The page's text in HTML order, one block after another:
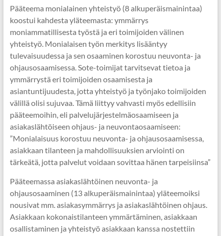
Pääteema monialainen yhteistyö (8 alkuperäismainintaa)
koostui kahdesta yläteemasta: ymmärrys
moniammatillisesta työstä ja eri toimijoiden välinen
yhteistyö. Monialaisen työn merkitys lisääntyy
tulevaisuudessa ja sen osaaminen korostuu neuvonta- ja
ohjausosaamisessa. Sote-toimijat tarvitsevat tietoa ja
ymmärrystä eri toimijoiden osaamisesta ja
asiantuntijuudesta, jotta yhteistyö ja työnjako toimijoiden
välillä olisi sujuvaa. Tämä liittyy vahvasti myös edellisiin
pääteemoihin, eli palvelujärjestelmäosaamiseen ja
asiakaslähtöiseen ohjaus- ja neuvontaosaamiseen:
”Monialaisuus korostuu neuvonta- ja ohjausosaamisessa,
asiakkaan tilanteen ja mahdollisuuksien arviointi on
tärkeätä, jotta palvelut voidaan sovittaa hänen tarpeisiinsa”
Pääteemassa asiakaslähtöinen neuvonta- ja
ohjausosaaminen (13 alkuperäismainintaa) yläteemoiksi
nousivat mm. asiakasymmärrys ja asiakaslähtöinen ohjaus.
Asiakkaan kokonaistilanteen ymmärtäminen, asiakkaan
osallistaminen ja yhteistyö asiakkaan kanssa nostettiin